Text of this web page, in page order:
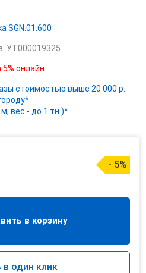
УТ000019325
5% онлайн
стоимостью выше 20 000 р.
вес - до 1 тн.)*
- 5%
в корзину
в один клик